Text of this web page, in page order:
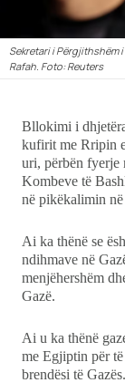
Udhëtime
DuVideo
Sekretari i Përgjithshëm
Rafah. Foto: Reuters
Bllokimi i
kufirit me Rripin
uri, përbën fyerje
Kombeve të
në pikëkalimin
Ai ka thënë se
ndihmave në
menjëhershëm
Gazë.
Ai u ka thënë
me Egjiptin për
brendësi të Gazës.